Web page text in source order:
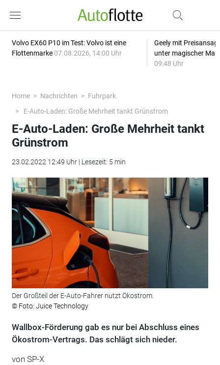
Volvo EX60 P10 im Test: Volvo ist eine
Flottenmarke 07.08.2026, 14:00 Uhr
Geely mit
unter magischer
09:48 Uhr
Home Nachrichten
Fuhrpark
E-Auto-Laden: Große Mehrheit tankt Grünstrom
E-Auto-Laden: Große Mehrheit tankt
Grünstrom
23.02.2022 12:49 Uhr | Lesezeit: 5 min
Der Großteil der E-Auto-Fahrer nutzt Ökostrom.
© Foto: Juice Technology
Wallbox-Förderung gab es nur bei Abschluss eines
Ökostrom-Vertrags. Das schlägt sich nieder.
von SP-X